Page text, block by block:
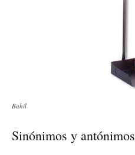
Bahil
Sinónimos y antónimos